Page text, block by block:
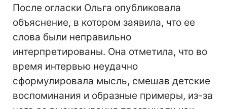
После огласки Ольга опубликовала
объяснение, в котором заявила, что ее
слова были неправильно
интерпретированы. Она отметила, что во
время интервью неудачно
сформулировала мысль, смешав детские
воспоминания и образные примеры, из-за